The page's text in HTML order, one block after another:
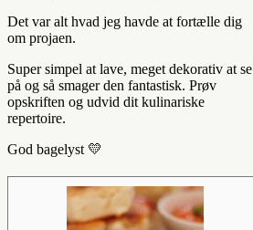
Det var alt hvad jeg havde at fortælle dig
om projaen.
Super simpel at lave, meget dekorativ at se
på og så smager den fantastisk. Prøv
opskriften og udvid dit kulinariske
repertoire.
God bagelyst 💛